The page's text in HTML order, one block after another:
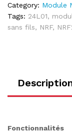
Category: Module
Tags: 24L01,
sans fils, NRF,
Fonctionnalités